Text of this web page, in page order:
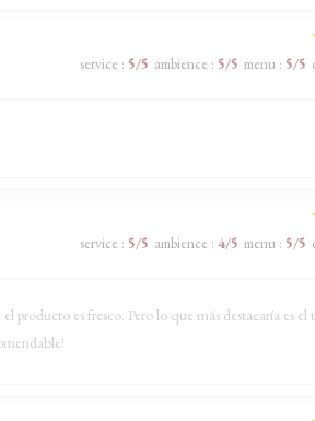
service : 5/5 ambience : 5/5 menu: 5/5
service : 5/5 ambience : 4/5 menu: 5/5
es fresco. Pero lo que más destacaría es el